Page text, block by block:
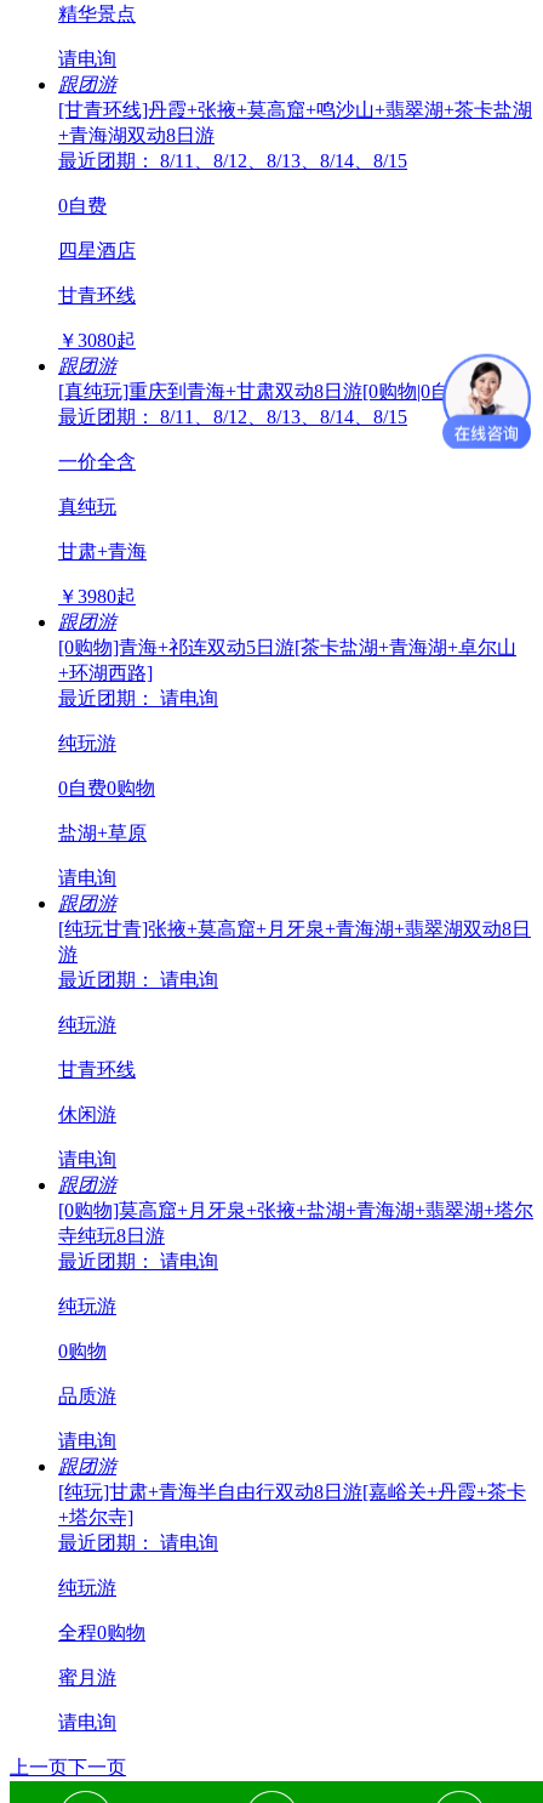
精华景点
请电询
跟团游
[甘青环线]丹霞+张掖+莫高窟+鸣沙山+翡翠湖+茶卡盐湖
+青海湖双动8日游
最近团期： 8/11、8/12、8/13、8/14、8/15
0自费
四星酒店
甘青环线
￥3080起
跟团游
[真纯玩]重庆到青海+甘肃双动8日游[0购物|0自费]
最近团期： 8/11、8/12、8/13、8/14、8/15
一价全含
真纯玩
甘肃+青海
￥3980起
跟团游
[0购物]青海+祁连双动5日游[茶卡盐湖+青海湖+卓尔山
+环湖西路]
最近团期： 请电询
纯玩游
0自费0购物
盐湖+草原
请电询
跟团游
[纯玩甘青]张掖+莫高窟+月牙泉+青海湖+翡翠湖双动8日
游
最近团期： 请电询
纯玩游
甘青环线
休闲游
请电询
跟团游
[0购物]莫高窟+月牙泉+张掖+盐湖+青海湖+翡翠湖+塔尔
寺纯玩8日游
最近团期： 请电询
纯玩游
0购物
品质游
请电询
跟团游
[纯玩]甘肃+青海半自由行双动8日游[嘉峪关+丹霞+茶卡
+塔尔寺]
最近团期： 请电询
纯玩游
全程0购物
蜜月游
请电询
上一页下一页